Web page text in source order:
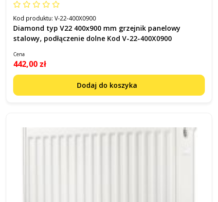
Kod produktu: V-22-400X0900
Diamond typ V22 400x900 mm grzejnik panelowy
stalowy, podłączenie dolne Kod V-22-400X0900
Cena
442,00 zł
Dodaj do koszyka